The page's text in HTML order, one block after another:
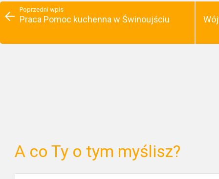
Poprzedni wpis
Praca Pomoc kuchenna w Świnoujściu
A co Ty o tym myślisz?